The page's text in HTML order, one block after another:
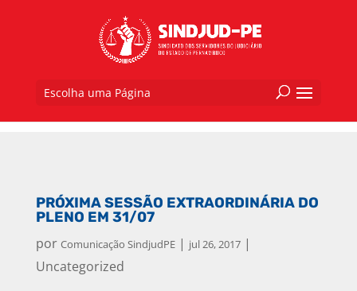
Escolha uma Página
PRÓXIMA SESSÃO EXTRAORDINÁRIA DO
PLENO EM 31/07
por Comunicação SindjudPE| jul 26, 2017|
Uncategorized